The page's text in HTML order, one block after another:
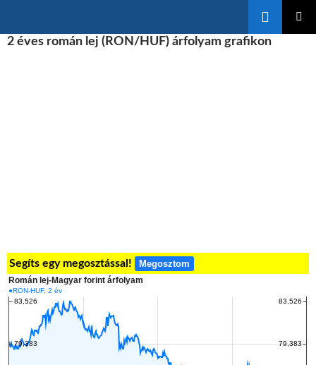
A
2 éves román lej (RON/HUF) árfolyam grafikon
Segíts egy megosztással! Megosztom